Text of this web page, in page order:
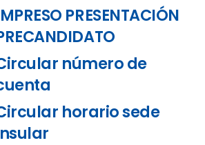
PRESENTACIÓN
número de
horario sede